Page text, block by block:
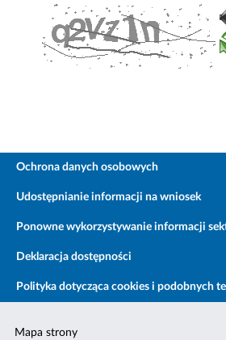
Ochrona danych osobowych
Udostępnianie informacji na wniosek
Ponowne wykorzystywanie informacji
Deklaracja dostępności
Polityka dotycząca cookies i podobnych
Mapa strony